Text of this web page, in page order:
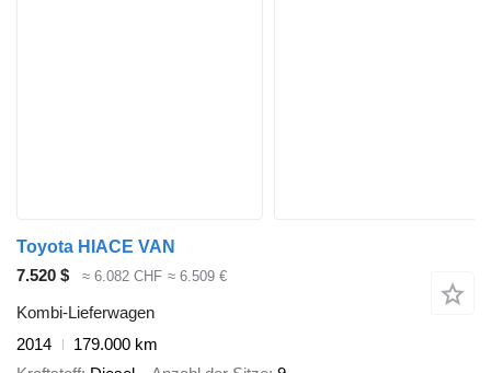
Toyota HIACE VAN
7.520 $
≈ 6.082 CHF ≈ 6.509 €
Kombi-Lieferwagen
2014
179.000 km